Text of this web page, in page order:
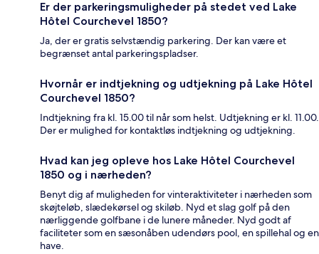
Er der parkeringsmuligheder på stedet ved Lake
Hôtel Courchevel 1850?
Ja, der er gratis selvstændig parkering. Der kan være et
begrænset antal parkeringspladser.
Hvornår er indtjekning og udtjekning på Lake Hôtel
Courchevel 1850?
Indtjekning fra kl. 15.00 til når som helst. Udtjekning er kl. 11.00.
Der er mulighed for kontaktløs indtjekning og udtjekning.
Hvad kan jeg opleve hos Lake Hôtel Courchevel
1850 og i nærheden?
Benyt dig af muligheden for vinteraktiviteter i nærheden som
skøjteløb, slædekørsel og skiløb. Nyd et slag golf på den
nærliggende golfbane i de lunere måneder. Nyd godt af
faciliteter som en sæsonåben udendørs pool, en spillehal og en
have.